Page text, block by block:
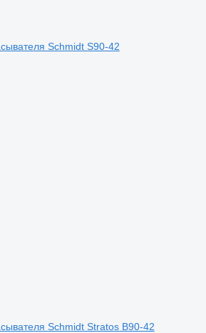
Schmidt S90-42
Schmidt Stratos B90-42